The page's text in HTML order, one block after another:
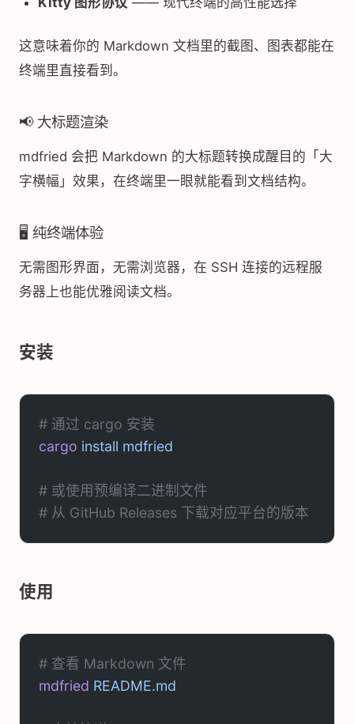
这意味着你的 Markdown 文档里的截图、图表都能在
终端里直接看到。
📢 大标题渲染
mdfried 会把 Markdown 的大标题转换成醒目的「大
字横幅」效果，在终端里一眼就能看到文档结构。
🖥️ 纯终端体验
无需图形界面，无需浏览器，在 SSH 连接的远程服
务器上也能优雅阅读文档。
安装
# 通过 cargo 安装
cargo install mdfried
# 或使用预编译二进制文件
# 从 GitHub Releases 下载对应平台的版本
使用
# 查看 Markdown 文件
mdfried README.md